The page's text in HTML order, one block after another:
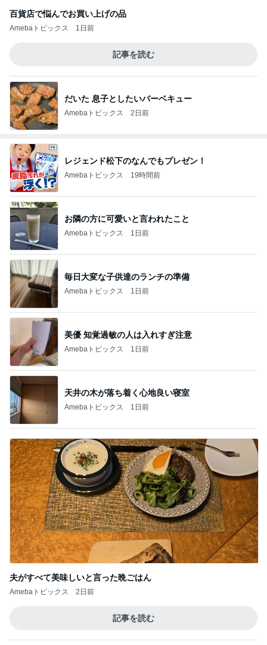
百貨店で悩んでお買い上げの品
Amebaトピックス 1日前
記事を読む
だいた 息子としたいバーベキュー
Amebaトピックス 2日前
レジェンド松下のなんでもプレゼン！
Amebaトピックス 19時間前
お隣の方に可愛いと言われたこと
Amebaトピックス 1日前
毎日大変な子供達のランチの準備
Amebaトピックス 1日前
美優 知覚過敏の人は入れすぎ注意
Amebaトピックス 1日前
天井の木が落ち着く心地良い寝室
Amebaトピックス 1日前
夫がすべて美味しいと言った晩ごはん
Amebaトピックス 2日前
記事を読む